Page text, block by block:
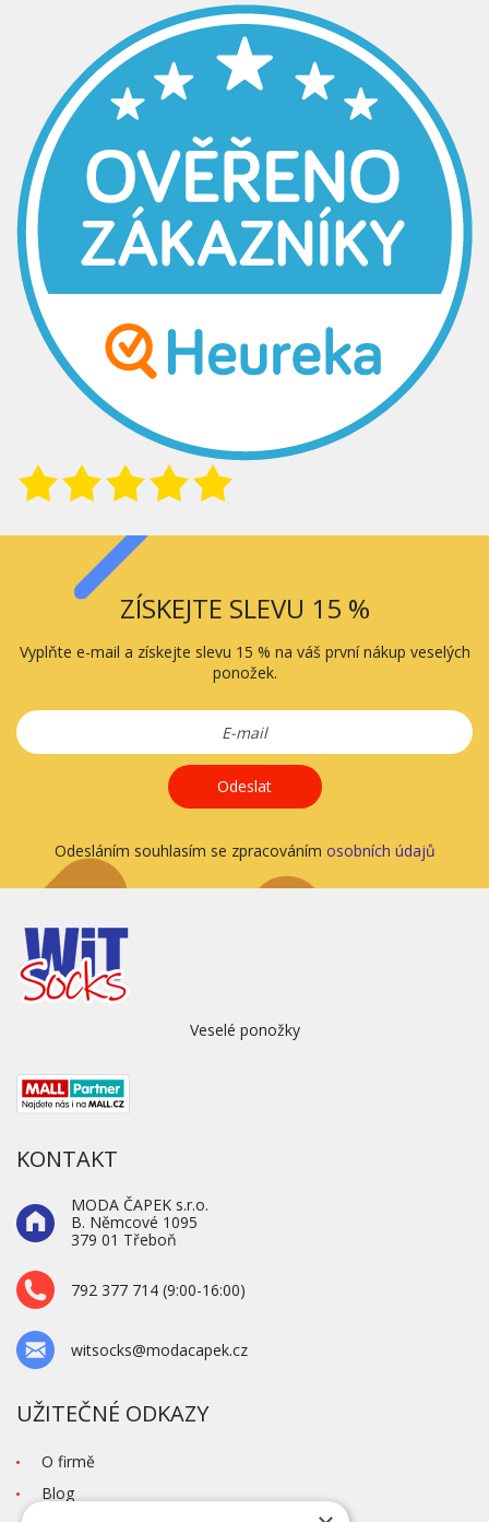
ZÍSKEJTE SLEVU 15 %
Vyplňte e-mail a získejte slevu 15 % na váš první nákup veselých
ponožek.
Odeslat
Odesláním souhlasím se zpracováním osobních údajů
Veselé ponožky
KONTAKT
MODA ČAPEK s.r.o.
B. Němcové 1095
379 01 Třeboň
792 377 714 (9:00-16:00)
witsocks@modacapek.cz
UŽITEČNÉ ODKAZY
O firmě
Blog